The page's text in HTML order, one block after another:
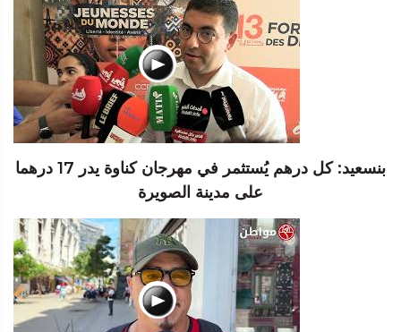
بنسعيد: كل درهم يُستثمر في مهرجان كناوة يدر 17 درهما
على مدينة الصويرة